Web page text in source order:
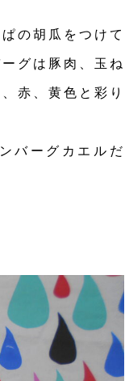
の胡瓜をつけて
グは豚肉、玉ね
赤、黄色と彩り
バーグカエルだ